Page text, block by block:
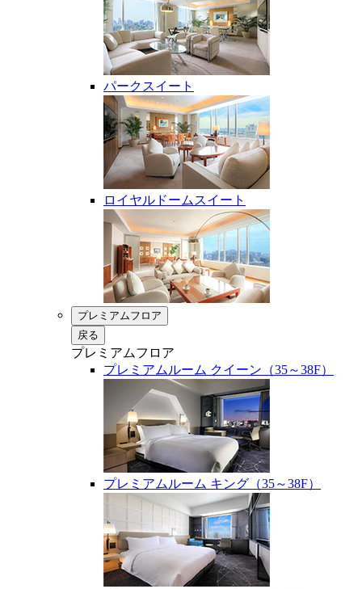
パークスイート
ロイヤルドームスイート
プレミアムフロア
戻る
プレミアムフロア
プレミアムルーム クイーン（35～38F）
プレミアムルーム キング（35～38F）